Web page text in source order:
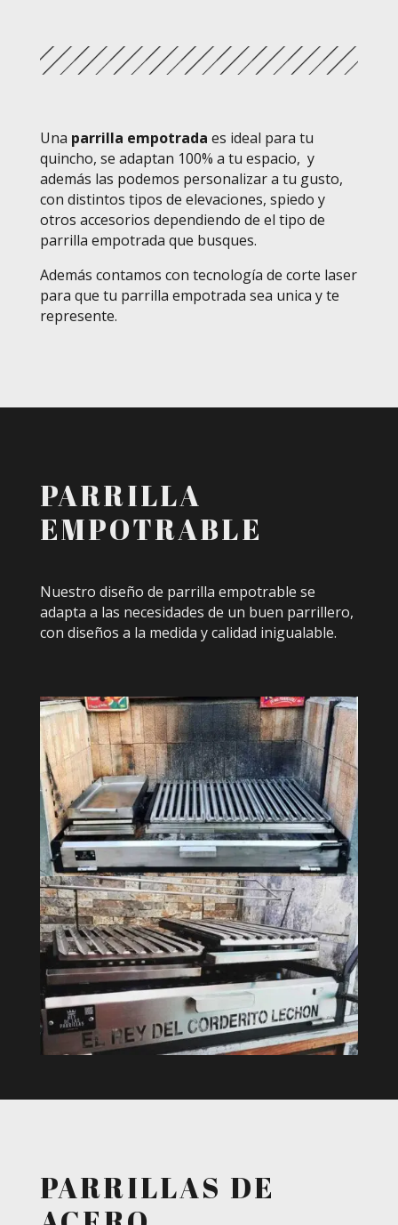
Una parrilla empotrada es ideal para tu
quincho, se adaptan 100% a tu espacio, y
además las podemos personalizar a tu gusto,
con distintos tipos de elevaciones, spiedo y
otros accesorios dependiendo de el tipo de
parrilla empotrada que busques.
Además contamos con tecnología de corte laser
para que tu parrilla empotrada sea unica y te
represente.
PARRILLA
EMPOTRABLE
Nuestro diseño de parrilla empotrable se
adapta a las necesidades de un buen parrillero,
con diseños a la medida y calidad inigualable.
PARRILLAS DE